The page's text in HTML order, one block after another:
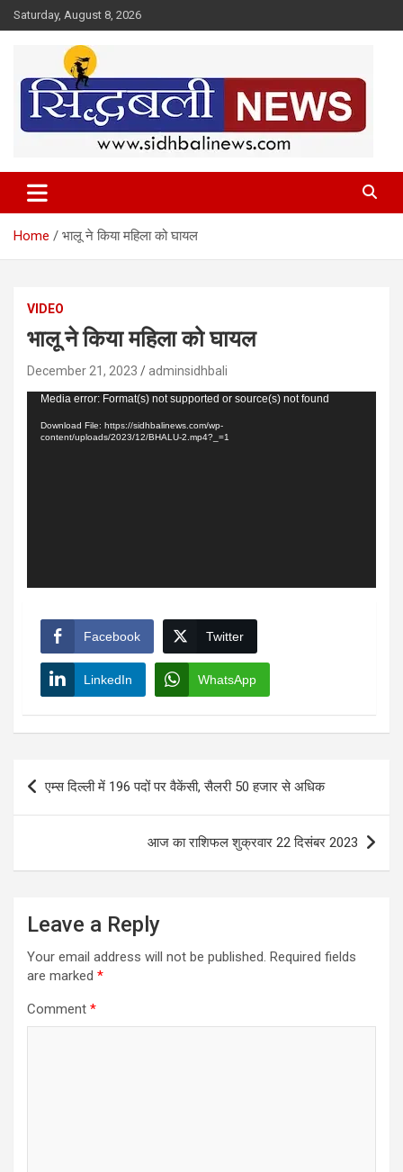
Skip
to
Saturday, August 8, 2026
Sidhbali News
Home भालू ने किया महिला को घायल
VIDEO
भालू ने किया महिला को घायल
December 21, 2023 adminsidhbali
Video
Player
Media error: Format(s) not supported or source(s) not found
Download File: https://sidhbalinews.com/wp-
content/uploads/2023/12/BHALU-2.mp4?_=1
Facebook Twitter
LinkedIn WhatsApp
Post
navigation
एम्स दिल्ली में 196 पदों पर वैकेंसी, सैलरी 50 हजार से अधिक
आज का राशिफल शुक्रवार 22 दिसंबर 2023
Leave a Reply
Your email address will not be published. Required fields
are marked *
Comment *